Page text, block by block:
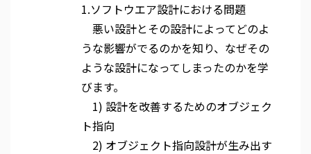
1.ソフトウエア設計における問題
悪い設計とその設計によってどのよ
うな影響がでるのかを知り、なぜその
ような設計になってしまったのかを学
びます。
1) 設計を改善するためのオブジェク
ト指向
2) オブジェクト指向設計が生み出す